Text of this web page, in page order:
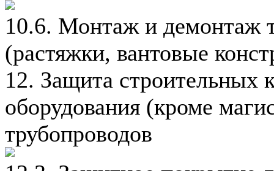
10.6. Монтаж и демонтаж
(растяжки, вантовые
12. Защита строительных
оборудования (кроме
трубопроводов